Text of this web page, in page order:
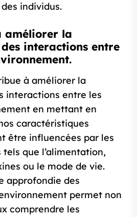
individus.
améliorer la
interactions entre
à améliorer la
interactions entre les
en mettant en
caractéristiques
être influencées par les
que l’alimentation,
ou le mode de vie.
approfondie des
permet non
comprendre les